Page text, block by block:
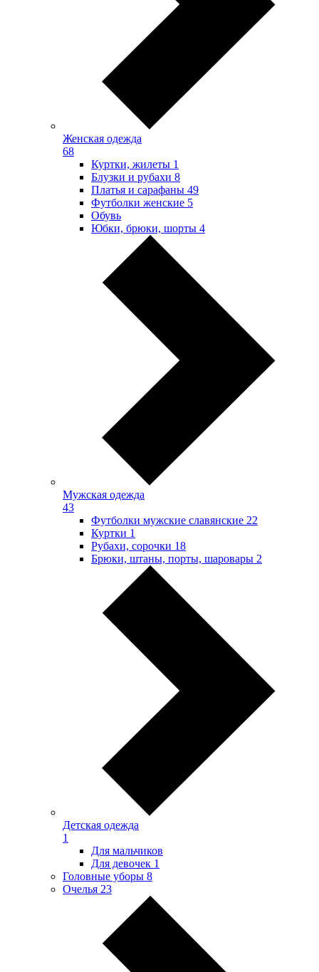
Женская одежда
68
Куртки, жилеты 1
Блузки и рубахи 8
Платья и сарафаны 49
Футболки женские 5
Обувь
Юбки, брюки, шорты 4
Мужская одежда
43
Футболки мужские славянские 22
Куртки 1
Рубахи, сорочки 18
Брюки, штаны, порты, шаровары 2
Детская одежда
1
Для мальчиков
Для девочек 1
Головные уборы 8
Очелья 23